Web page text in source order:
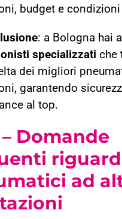
budget e condizioni
: a Bologna hai
specializzati che
dei migliori
garantendo
al top.
– Domande
ad